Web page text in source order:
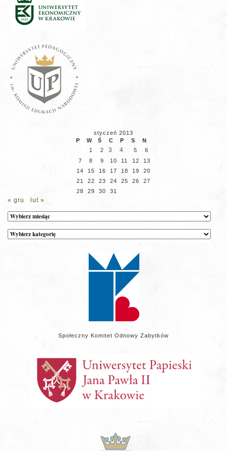
styczeń 2013
P
W Ś C P S
N
1
2 3 4 5
6
7
8 9 10 11 12
13
14
15 16 17 18 19
20
21
22 23 24 25 26
27
28
29 30 31
« gru lut »
Archiwum
Kategorie
wpisów
Społeczny Komitet Odnowy Zabytków